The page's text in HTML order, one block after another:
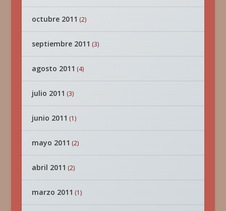
octubre 2011 (2)
septiembre 2011 (3)
agosto 2011 (4)
julio 2011 (3)
junio 2011 (1)
mayo 2011 (2)
abril 2011 (2)
marzo 2011 (1)